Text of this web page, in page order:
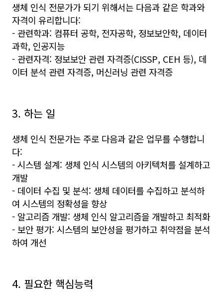
생체 인식 전문가가 되기 위해서는 다음과 같은 학과와
자격이 유리합니다:
- 관련학과: 컴퓨터 공학, 전자공학, 정보보안학, 데이터
과학, 인공지능
- 관련자격: 정보보안 관련 자격증(CISSP, CEH 등), 데
이터 분석 관련 자격증, 머신러닝 관련 자격증
3. 하는 일
생체 인식 전문가는 주로 다음과 같은 업무를 수행합니
다:
- 시스템 설계: 생체 인식 시스템의 아키텍처를 설계하고
개발
- 데이터 수집 및 분석: 생체 데이터를 수집하고 분석하
여 시스템의 정확성을 향상
- 알고리즘 개발: 생체 인식 알고리즘을 개발하고 최적화
- 보안 평가: 시스템의 보안성을 평가하고 취약점을 분석
하여 개선
4. 필요한 핵심능력